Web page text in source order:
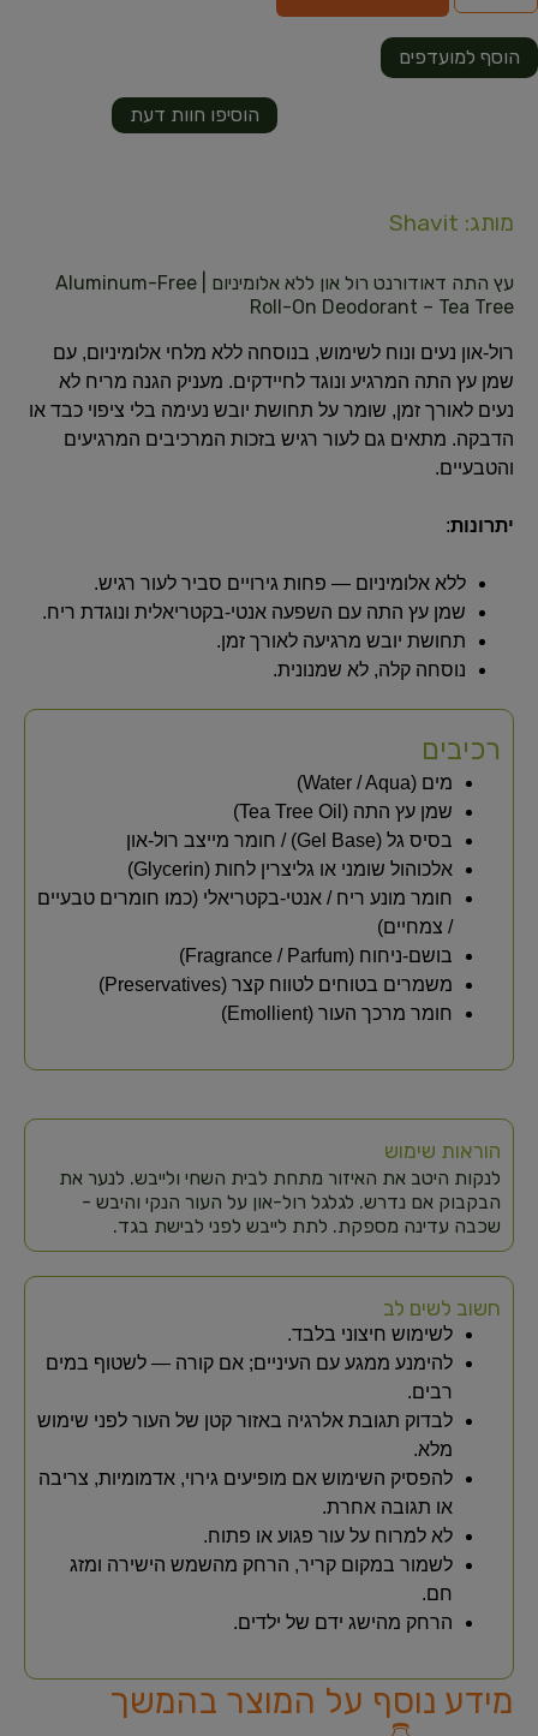
הוסיפו חוות דעת
הוסף למועדפים
מותג: Shavit
עץ התה דאודורנט רול און ללא אלומיניום | Aluminum-Free
Roll-On Deodorant – Tea Tree
רול-און נעים ונוח לשימוש, בנוסחה ללא מלחי אלומיניום, עם
שמן עץ התה המרגיע ונוגד לחיידקים. מעניק הגנה מריח לא
נעים לאורך זמן, שומר על תחושת יובש נעימה בלי ציפוי כבד או
הדבקה. מתאים גם לעור רגיש בזכות המרכיבים המרגיעים
והטבעיים.
יתרונות:
ללא אלומיניום — פחות גירויים סביר לעור רגיש.
שמן עץ התה עם השפעה אנטי-בקטריאלית ונוגדת ריח.
תחושת יובש מרגיעה לאורך זמן.
נוסחה קלה, לא שמנונית.
רכיבים
מים (Water / Aqua)
שמן עץ התה (Tea Tree Oil)
בסיס גל (Gel Base) / חומר מייצב רול-און
אלכוהול שומני או גליצרין לחות (Glycerin)
חומר מונע ריח / אנטי-בקטריאלי (כמו חומרים טבעיים
/ צמחיים)
בושם-ניחוח (Fragrance / Parfum)
משמרים בטוחים לטווח קצר (Preservatives)
חומר מרכך העור (Emollient)
הוראות שימוש
לנקות היטב את האיזור מתחת לבית השחי ולייבש. לנער את
הבקבוק אם נדרש. לגלגל רול-און על העור הנקי והיבש -
שכבה עדינה מספקת. לתת לייבש לפני לבישת בגד.
חשוב לשים לב
לשימוש חיצוני בלבד.
להימנע ממגע עם העיניים; אם קורה — לשטוף במים
רבים.
לבדוק תגובת אלרגיה באזור קטן של העור לפני שימוש
מלא.
להפסיק השימוש אם מופיעים גירוי, אדמומיות, צריבה
או תגובה אחרת.
לא למרוח על עור פגוע או פתוח.
לשמור במקום קריר, הרחק מהשמש הישירה ומזג
חם.
הרחק מהישג ידם של ילדים.
מידע נוסף על המוצר בהמשך